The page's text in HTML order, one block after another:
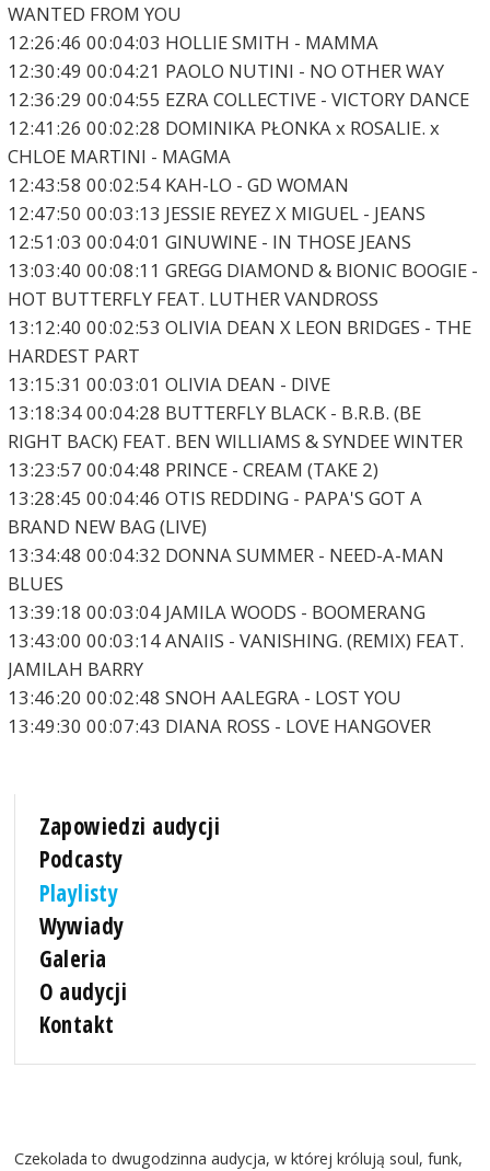
WANTED FROM YOU
12:26:46 00:04:03 HOLLIE SMITH - MAMMA
12:30:49 00:04:21 PAOLO NUTINI - NO OTHER WAY
12:36:29 00:04:55 EZRA COLLECTIVE - VICTORY DANCE
12:41:26 00:02:28 DOMINIKA PŁONKA x ROSALIE. x
CHLOE MARTINI - MAGMA
12:43:58 00:02:54 KAH-LO - GD WOMAN
12:47:50 00:03:13 JESSIE REYEZ X MIGUEL - JEANS
12:51:03 00:04:01 GINUWINE - IN THOSE JEANS
13:03:40 00:08:11 GREGG DIAMOND & BIONIC BOOGIE -
HOT BUTTERFLY FEAT. LUTHER VANDROSS
13:12:40 00:02:53 OLIVIA DEAN X LEON BRIDGES - THE
HARDEST PART
13:15:31 00:03:01 OLIVIA DEAN - DIVE
13:18:34 00:04:28 BUTTERFLY BLACK - B.R.B. (BE
RIGHT BACK) FEAT. BEN WILLIAMS & SYNDEE WINTER
13:23:57 00:04:48 PRINCE - CREAM (TAKE 2)
13:28:45 00:04:46 OTIS REDDING - PAPA'S GOT A
BRAND NEW BAG (LIVE)
13:34:48 00:04:32 DONNA SUMMER - NEED-A-MAN
BLUES
13:39:18 00:03:04 JAMILA WOODS - BOOMERANG
13:43:00 00:03:14 ANAIIS - VANISHING. (REMIX) FEAT.
JAMILAH BARRY
13:46:20 00:02:48 SNOH AALEGRA - LOST YOU
13:49:30 00:07:43 DIANA ROSS - LOVE HANGOVER
Zapowiedzi audycji
Podcasty
Playlisty
Wywiady
Galeria
O audycji
Kontakt
Czekolada to dwugodzinna audycja, w której królują soul, funk,